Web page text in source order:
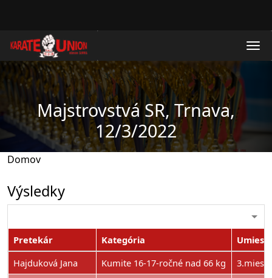
Majstrovstvá SR, Trnava,
12/3/2022
Domov
Výsledky
Pretekár Kategória
Hajduková Jana
Kumite 16-17-ročné nad 66 kg
3.miesto